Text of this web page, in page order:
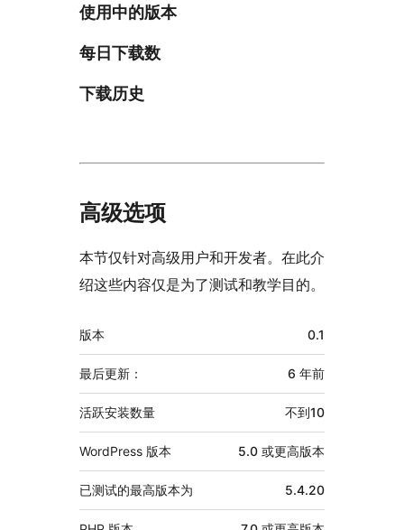
使用中的版本
每日下载数
下载历史
高级选项
本节仅针对高级用户和开发者。在此介
绍这些内容仅是为了测试和教学目的。
额
外
信
息
版本 0.1
最后更新： 6 年前
活跃安装数量 不到10
WordPress 版本 5.0 或更高版本
已测试的最高版本为 5.4.20